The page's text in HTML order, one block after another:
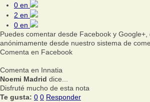
0 en
2 en
0 en
Puedes comentar desde Facebook y
anónimamente desde nuestro sistema de
Comenta en Facebook
Comenta en Innatia
Noemi Madrid dice...
Disfruté mucho de esta nota
Te gusta: 0 0 Responder